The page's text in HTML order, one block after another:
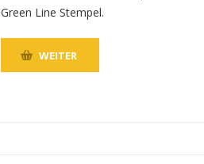
Green Line Stempel.
WEITER